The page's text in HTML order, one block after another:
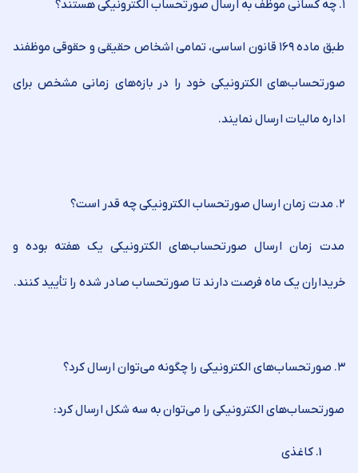
۱. چه کسانی موظف به ارسال صورتحساب الکترونیکی هستند؟
طبق ماده ۱۶۹ قانون اساسی، تمامی اشخاص حقیقی و حقوقی موظفند
صورتحساب‌های الکترونیکی خود را در بازه‌های زمانی مشخص برای
اداره مالیات ارسال نمایند.
۲. مدت زمان ارسال صورتحساب الکترونیکی چه قدر است؟
مدت زمان ارسال صورتحساب‌های الکترونیکی یک هفته بوده و
خریداران یک ماه فرصت دارند تا صورتحساب صادر شده را تأیید کنند.
۳. صورتحساب‌های الکترونیکی را چگونه می‌توان ارسال کرد؟
صورتحساب‌های الکترونیکی را می‌توان به سه شکل ارسال کرد:
کاغذی